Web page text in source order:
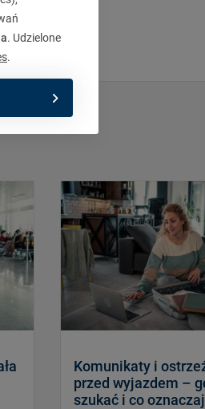
Komunikaty i
przed wyjazdem –
szukać i co
. Udzielone
.